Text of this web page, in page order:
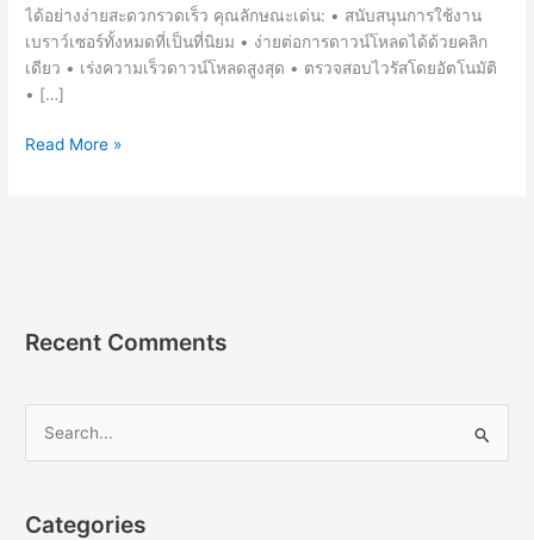
ได้อย่างง่ายสะดวกรวดเร็ว คุณลักษณะเด่น: • สนับสนุนการใช้งาน
เบราว์เซอร์ทั้งหมดที่เป็นที่นิยม • ง่ายต่อการดาวน์โหลดได้ด้วยคลิก
เดียว • เร่งความเร็วดาวน์โหลดสูงสุด • ตรวจสอบไวรัสโดยอัตโนมัติ
• […]
IDM
แบบ
2023
Read More »
Recent Comments
rCategories